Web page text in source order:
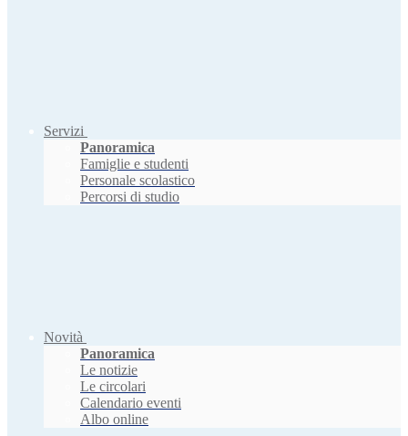
Servizi
Panoramica
Famiglie e studenti
Personale scolastico
Percorsi di studio
Novità
Panoramica
Le notizie
Le circolari
Calendario eventi
Albo online